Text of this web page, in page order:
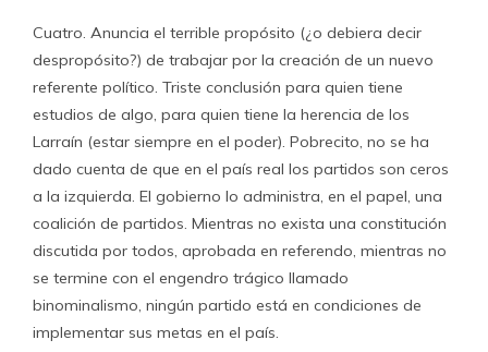
Cuatro. Anuncia el terrible propósito (¿o debiera decir
despropósito?) de trabajar por la creación de un nuevo
referente político. Triste conclusión para quien tiene
estudios de algo, para quien tiene la herencia de los
Larraín (estar siempre en el poder). Pobrecito, no se ha
dado cuenta de que en el país real los partidos son ceros
a la izquierda. El gobierno lo administra, en el papel, una
coalición de partidos. Mientras no exista una constitución
discutida por todos, aprobada en referendo, mientras no
se termine con el engendro trágico llamado
binominalismo, ningún partido está en condiciones de
implementar sus metas en el país.